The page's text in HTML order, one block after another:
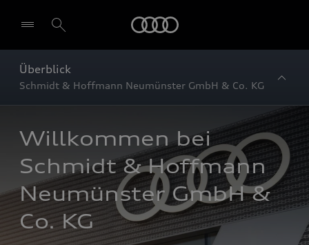
Überblick
Schmidt & Hoffmann Neumünster GmbH & Co. KG
Willkommen bei
Schmidt & Hoffmann
Neumünster GmbH &
Co. KG